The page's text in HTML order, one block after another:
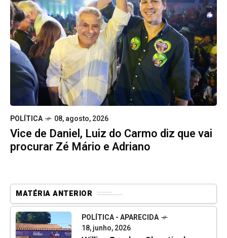
POLÍTICA 08, agosto, 2026
Vice de Daniel, Luiz do Carmo diz que vai
procurar Zé Mário e Adriano
MATÉRIA ANTERIOR
POLÍTICA - APARECIDA
18, junho, 2026